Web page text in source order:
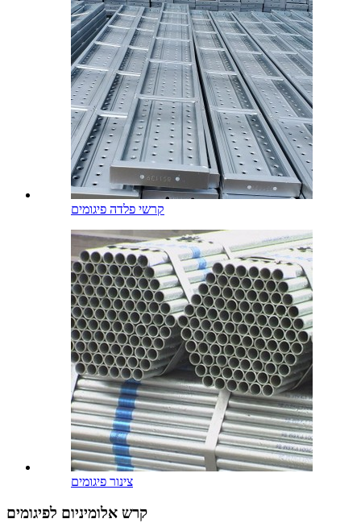
קרשי פלדה פיגומים
צינור פיגומים
קרש אלומיניום לפיגומים